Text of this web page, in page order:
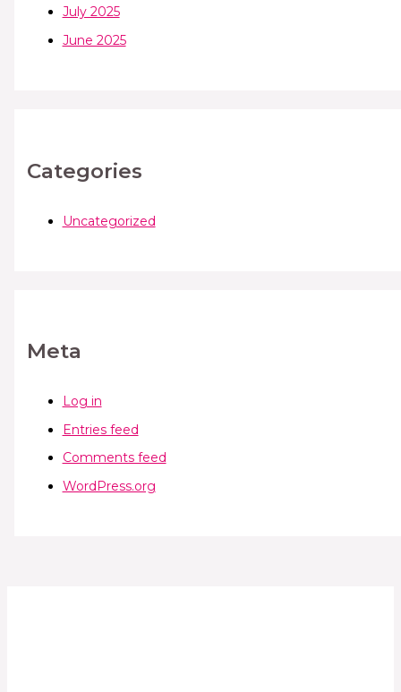
July 2025
June 2025
Categories
Uncategorized
Meta
Log in
Entries feed
Comments feed
WordPress.org